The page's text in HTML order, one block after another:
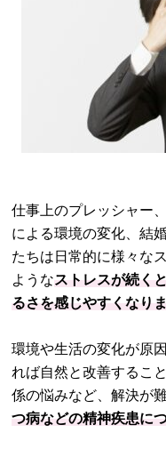
仕事上のプレッシャー
による環境の変化、結
たちは日常的に様々な
ようなストレスが続く
るさを感じやすくなりま
環境や生活の変化が原
れば自然と改善するこ
係の悩みなど、解決が
つ病などの精神疾患に